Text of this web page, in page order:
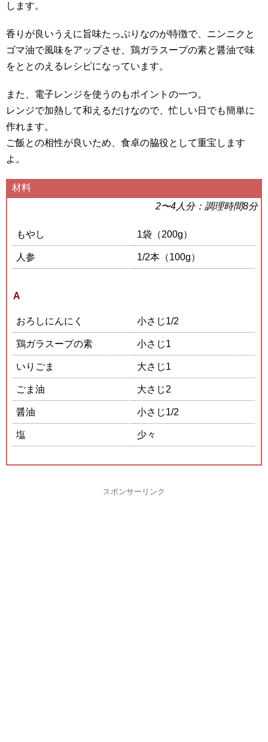
します。
香りが良いうえに旨味たっぷりなのが特徴で、ニンニクと
ゴマ油で風味をアップさせ、鶏ガラスープの素と醤油で味
をととのえるレシピになっています。
また、電子レンジを使うのもポイントの一つ。
レンジで加熱して和えるだけなので、忙しい日でも簡単に
作れます。
ご飯との相性が良いため、食卓の脇役として重宝します
よ。
材料
2〜4人分：調理時間8分
もやし 1袋（200g）
人参 1/2本（100g）
A
おろしにんにく 小さじ1/2
鶏ガラスープの素 小さじ1
いりごま 大さじ1
ごま油 大さじ2
醤油 小さじ1/2
塩 少々
スポンサーリンク